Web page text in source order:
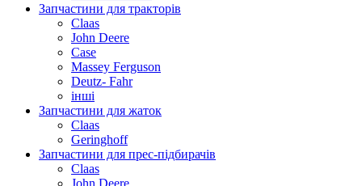
Запчастини для тракторів
Claas
John Deere
Case
Massey Ferguson
Deutz- Fahr
інші
Запчастини для жаток
Claas
Geringhoff
Запчастини для прес-підбирачів
Claas
John Deere